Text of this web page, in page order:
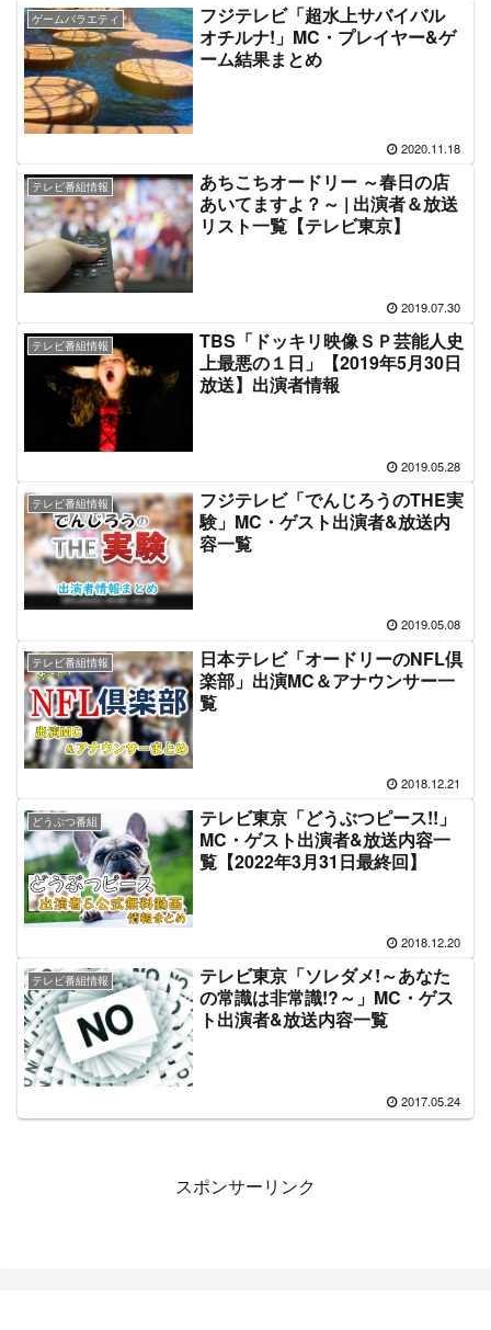
ゲームバラエティ
フジテレビ「超水上サバイバル
オチルナ!」MC・プレイヤー&ゲ
ーム結果まとめ
2020.11.18
テレビ番組情報
あちこちオードリー ～春日の店
あいてますよ？～ | 出演者＆放送
リスト一覧【テレビ東京】
2019.07.30
テレビ番組情報
TBS「ドッキリ映像ＳＰ芸能人史
上最悪の１日」【2019年5月30日
放送】出演者情報
2019.05.28
テレビ番組情報
フジテレビ「でんじろうのTHE実
験」MC・ゲスト出演者&放送内
容一覧
2019.05.08
テレビ番組情報
日本テレビ「オードリーのNFL倶
楽部」出演MC＆アナウンサー一
覧
2018.12.21
どうぶつ番組
テレビ東京「どうぶつピース!!」
MC・ゲスト出演者&放送内容一
覧【2022年3月31日最終回】
2018.12.20
テレビ番組情報
テレビ東京「ソレダメ!～あなた
の常識は非常識!?～」MC・ゲス
ト出演者&放送内容一覧
2017.05.24
スポンサーリンク